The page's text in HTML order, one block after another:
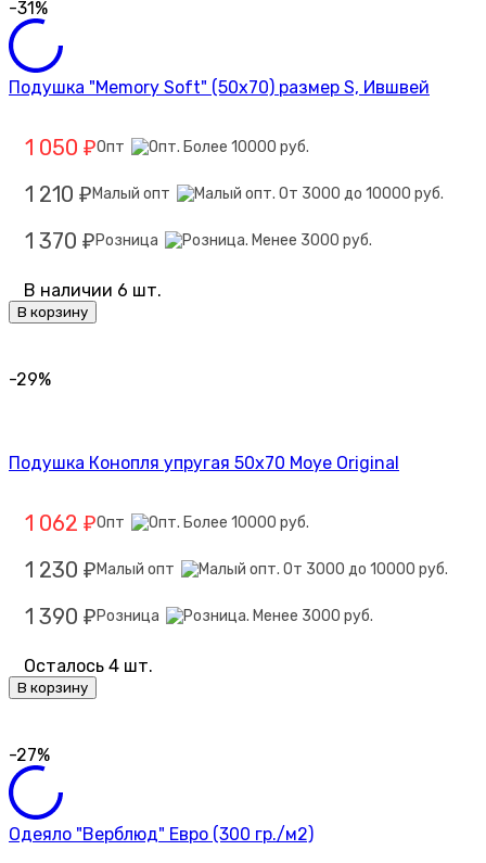
-31%
Подушка "Memory Soft" (50х70) размер S, Ившвей
1 050 ₽Опт
1 210 ₽ Малый опт
1 370 ₽ Розница
В наличии 6 шт.
В корзину
-29%
Подушка Конопля упругая 50х70 Moye Original
1 062 ₽Опт
1 230 ₽ Малый опт
1 390 ₽ Розница
Осталось 4 шт.
В корзину
-27%
Одеяло "Верблюд" Евро (300 гр./м2)